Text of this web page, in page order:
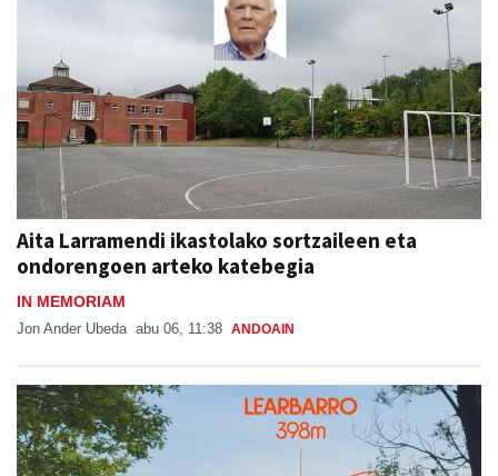
Aita Larramendi ikastolako sortzaileen eta
ondorengoen arteko katebegia
IN MEMORIAM
Jon Ander Ubeda abu 06, 11:38 ANDOAIN